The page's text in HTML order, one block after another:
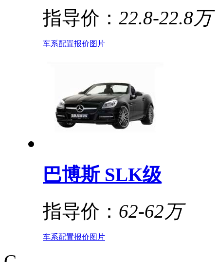
指导价： 22.8-22.8万
车系配置报价图片
巴博斯 SLK级
指导价： 62-62万
车系配置报价图片